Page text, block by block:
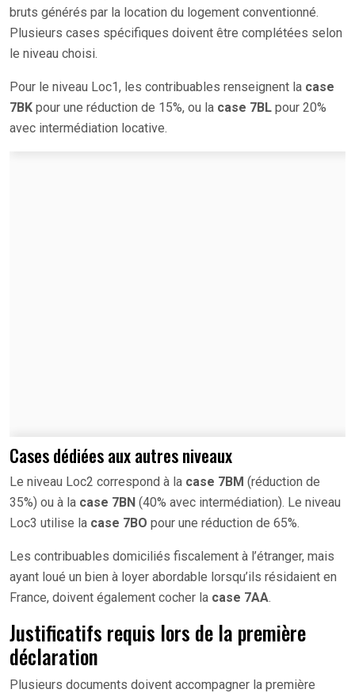
bruts générés par la location du logement conventionné.
Plusieurs cases spécifiques doivent être complétées selon
le niveau choisi.
Pour le niveau Loc1, les contribuables renseignent la case
7BK pour une réduction de 15%, ou la case 7BL pour 20%
avec intermédiation locative.
Cases dédiées aux autres niveaux
Le niveau Loc2 correspond à la case 7BM (réduction de
35%) ou à la case 7BN (40% avec intermédiation). Le niveau
Loc3 utilise la case 7BO pour une réduction de 65%.
Les contribuables domiciliés fiscalement à l’étranger, mais
ayant loué un bien à loyer abordable lorsqu’ils résidaient en
France, doivent également cocher la case 7AA.
Justificatifs requis lors de la première
déclaration
Plusieurs documents doivent accompagner la première